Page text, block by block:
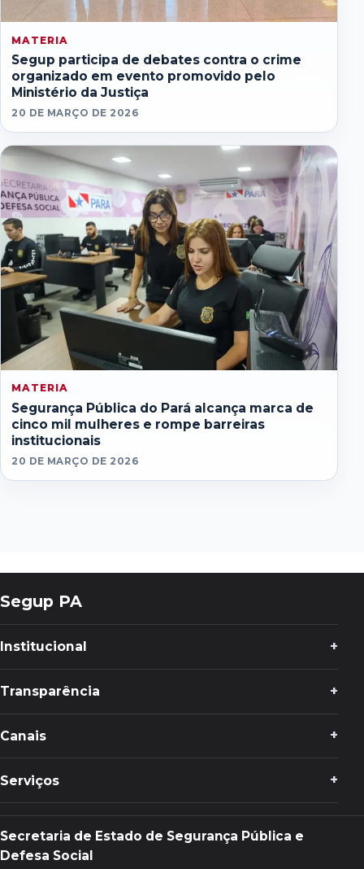
MATERIA
Segup participa de debates contra o crime
organizado em evento promovido pelo
Ministério da Justiça
20 DE MARÇO DE 2026
MATERIA
Segurança Pública do Pará alcança marca de
cinco mil mulheres e rompe barreiras
institucionais
20 DE MARÇO DE 2026
Segup PA
Institucional
Transparência
Canais
Serviços
Secretaria de Estado de Segurança Pública e
Defesa Social